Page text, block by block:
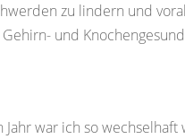
zu lindern und
und
war ich so